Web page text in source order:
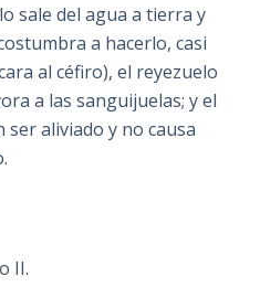
sale del agua a tierra y
a hacerlo, casi
al céfiro), el reyezuelo
a las sanguijuelas; y el
aliviado y no causa
II.